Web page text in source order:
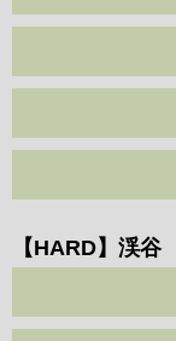
【HARD】渓谷